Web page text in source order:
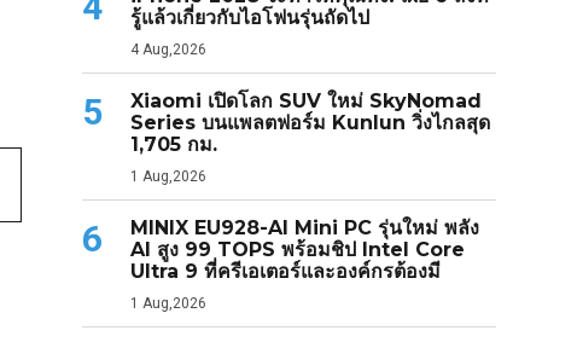
รู้แล้วเกี่ยวกับไอโฟนรุ่นถัดไป
4 Aug,2026
5
Xiaomi เปิดโลก SUV ใหม่ SkyNomad
Series บนแพลตฟอร์ม Kunlun วิ่งไกลสุด
1,705 กม.
1 Aug,2026
6
MINIX EU928-AI Mini PC รุ่นใหม่ พลัง
AI สูง 99 TOPS พร้อมชิป Intel Core
Ultra 9 ที่ครีเอเตอร์และองค์กรต้องมี
1 Aug,2026